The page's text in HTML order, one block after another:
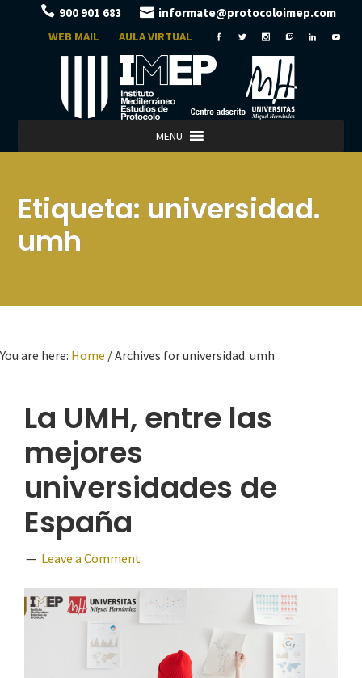
900 901 683 informate@protocoloimep.com
WEB MAIL AULA VIRTUAL
MENU
Etiqueta: universidad.
umh
You are here: Home /Archives for universidad. umh
La UMH, entre las
mejores
universidades de
España
Leave a Comment